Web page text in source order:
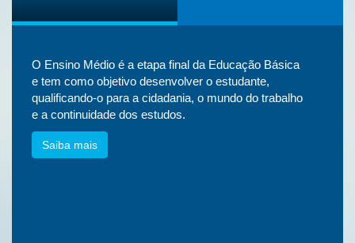
O Ensino Médio é a etapa final da Educação Básica
e tem como objetivo desenvolver o estudante,
qualificando-o para a cidadania, o mundo do trabalho
e a continuidade dos estudos.
Saiba mais